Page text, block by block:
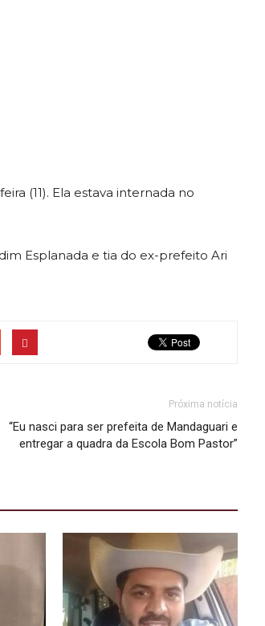
(11). Ela estava internada no
Esplanada e tia do ex-prefeito Ari
Próxima notícia
“Eu nasci para ser prefeita de Mandaguari e
entregar a quadra da Escola Bom Pastor”